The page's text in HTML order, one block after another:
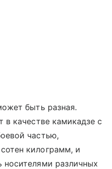
быть разная.
в качестве камикадзе с
частью,
килограмм, и
различных